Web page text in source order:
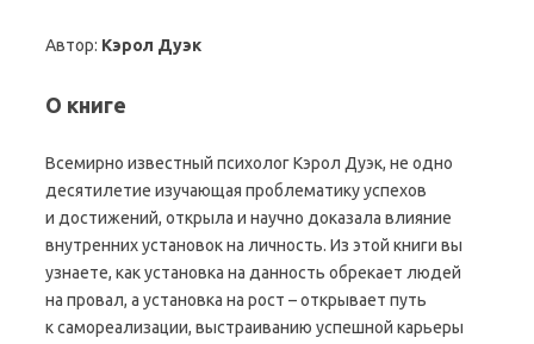
Автор: Кэрол Дуэк
О книге
Всемирно известный психолог Кэрол Дуэк, не одно
десятилетие изучающая проблематику успехов
и достижений, открыла и научно доказала влияние
внутренних установок на личность. Из этой книги вы
узнаете, как установка на данность обрекает людей
на провал, а установка на рост – открывает путь
к самореализации, выстраиванию успешной карьеры